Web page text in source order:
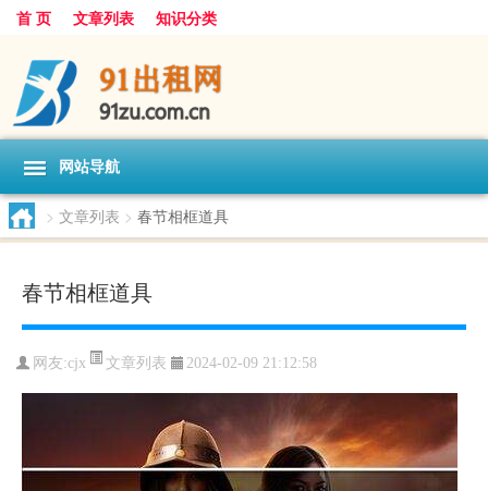
首 页 文章列表 知识分类
网站导航
> 文章列表 > 春节相框道具
春节相框道具
网友:cjx 文章列表 2024-02-09 21:12:58